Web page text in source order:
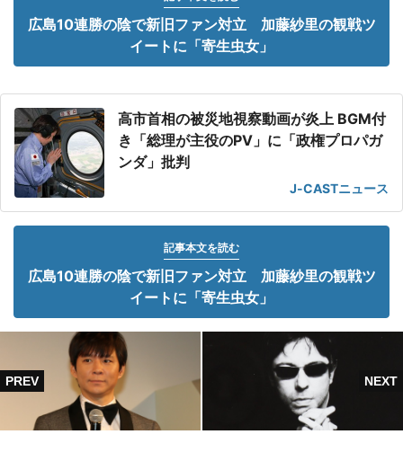
広島10連勝の陰で新旧ファン対立 加藤紗里の観戦ツ
イートに「寄生虫女」
高市首相の被災地視察動画が炎上 BGM付
き「総理が主役のPV」に「政権プロパガ
ンダ」批判
J-CASTニュース
記事本文を読む
広島10連勝の陰で新旧ファン対立 加藤紗里の観戦ツ
イートに「寄生虫女」